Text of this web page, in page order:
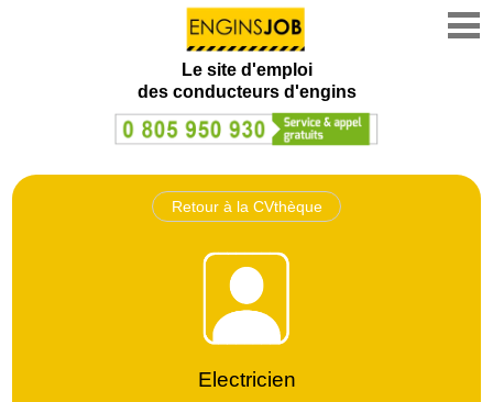
Le site d'emploi
des conducteurs d'engins
Retour à la CVthèque
Electricien